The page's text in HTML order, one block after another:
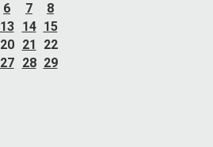
6 7
8
13 14 15
20 21
22
27 28 29